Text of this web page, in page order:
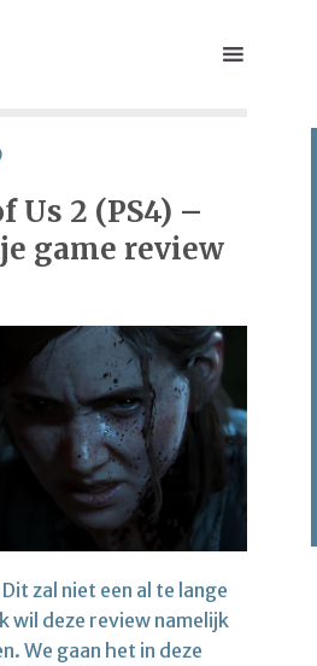
Us 2 (PS4) –
game review
Dit zal niet een al te lange
wil deze review namelijk
We gaan het in deze